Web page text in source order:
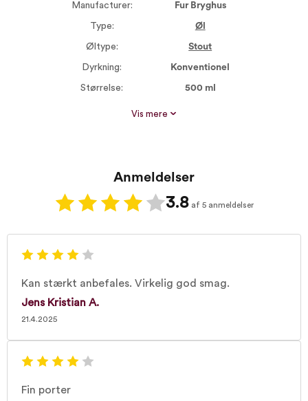
Manufacturer: Fur Bryghus
Type: Øl
Øltype: Stout
Dyrkning: Konventionel
Størrelse: 500 ml
Vis mere
Anmeldelser
3.8 af 5 anmeldelser
Kan stærkt anbefales. Virkelig god smag.
Jens Kristian A.
21.4.2025
Fin porter